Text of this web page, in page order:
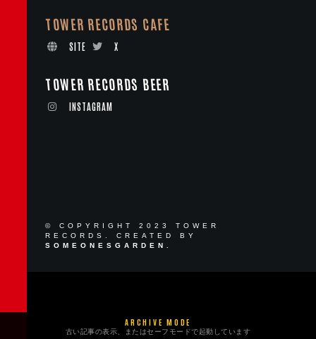
ARCHIVE MODE
古い記事の表示、またはセーフモードで起動しています
TOWER RECORDS CAFE
SITE X
TOWER RECORDS BEER
INSTAGRAM
© COPYRIGHT 2023 TOWER
RECORDS. CREATED BY
SOMEONESGARDEN.